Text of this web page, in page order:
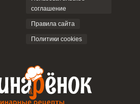
соглашение
Правила сайта
Политики cookies